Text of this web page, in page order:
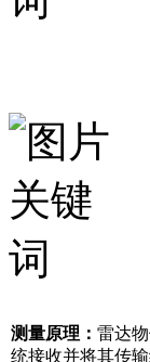
测量原理： 雷达
统接收并将其传